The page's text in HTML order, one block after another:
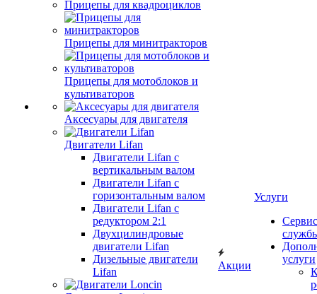
Прицепы для квадроциклов
Прицепы для минитракторов
Прицепы для мотоблоков и
культиваторов
Аксесуары для двигателя
Двигатели Lifan
Двигатели Lifan с
вертикальным валом
Двигатели Lifan с
горизонтальным валом
Двигатели Lifan с
редуктором 2:1
Двухцилиндровые
двигатели Lifan
Дизельные двигатели
Lifan
Акции
Услуги
услуги